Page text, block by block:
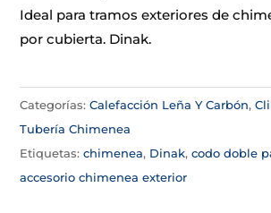
Ideal para tramos exteriores de
por cubierta. Dinak.
Categorías:Calefacción Leña Y Carbón,
Tubería Chimenea
Etiquetas:chimenea, Dinak,codo doble
accesorio chimenea exterior